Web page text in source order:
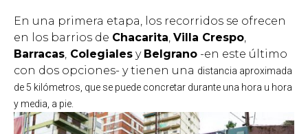
En una primera etapa, los recorridos se ofrecen
en los barrios de Chacarita, Villa Crespo,
Barracas, Colegiales y Belgrano -en este último
con dos opciones- y tienen una distancia aproximada
de 5 kilómetros, que se puede concretar durante una hora u hora
y media, a pie.